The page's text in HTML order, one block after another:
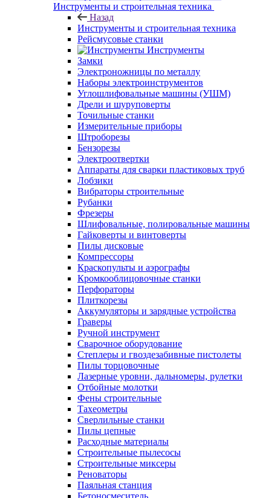
Инструменты и строительная техника
Назад
Инструменты и строительная техника
Рейсмусовые станки
Инструменты
Замки
Электроножницы по металлу
Наборы электроинструментов
Углошлифовальные машины (УШМ)
Дрели и шуруповерты
Точильные станки
Измерительные приборы
Штроборезы
Бензорезы
Электроотвертки
Аппараты для сварки пластиковых труб
Лобзики
Вибраторы строительные
Рубанки
Фрезеры
Шлифовальные, полировальные машины
Гайковерты и винтоверты
Пилы дисковые
Компрессоры
Краскопульты и аэрографы
Кромкооблицовочные станки
Перфораторы
Плиткорезы
Аккумуляторы и зарядные устройства
Граверы
Ручной инструмент
Сварочное оборудование
Степлеры и гвоздезабивные пистолеты
Пилы торцовочные
Лазерные уровни, дальномеры, рулетки
Отбойные молотки
Фены строительные
Тахеометры
Сверлильные станки
Пилы цепные
Расходные материалы
Строительные пылесосы
Строительные миксеры
Реноваторы
Паяльная станция
Бетоносмеситель